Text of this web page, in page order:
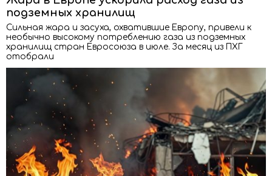
подземных хранилищ
Сильная жара и засуха, охватившие Европу, привели к
необычно высокому потреблению газа из подземных
хранилищ стран Евросоюза в июле. За месяц из ПХГ
отобрали